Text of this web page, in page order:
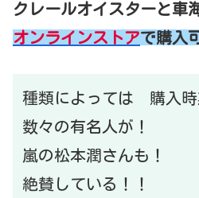
クレールオイスターと車
オンラインストアで購入
種類によっては 購入時
数々の有名人が！
嵐の松本潤さんも！
絶賛している！！